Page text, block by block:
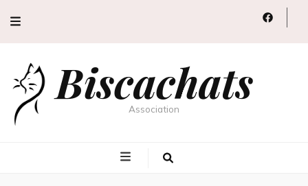
Biscachats
Association